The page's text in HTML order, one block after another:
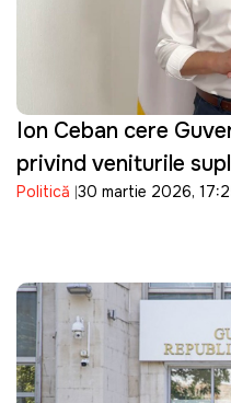
Ion Ceban cere
privind veniturile
prețurilor la
Politică 30 martie 2026,